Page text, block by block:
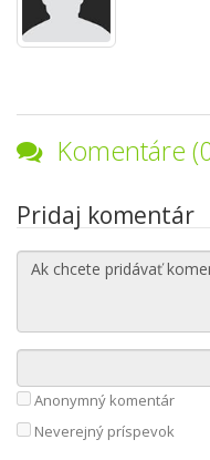
Komentáre
Pridaj komentár
Anonymný komentár
Neverejný príspevok